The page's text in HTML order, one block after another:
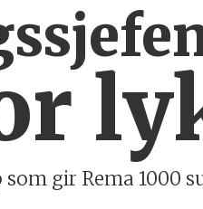
gir Rema 1000